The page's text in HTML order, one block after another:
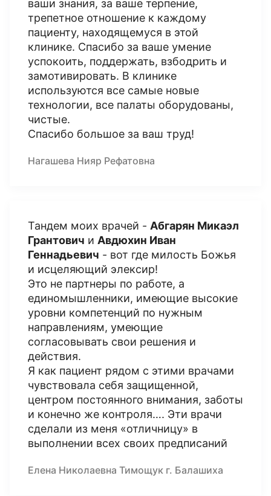
ваши знания, за ваше терпение,
трепетное отношение к каждому
пациенту, находящемуся в этой
клинике. Спасибо за ваше умение
успокоить, поддержать, взбодрить и
замотивировать. В клинике
используются все самые новые
технологии, все палаты оборудованы,
чистые.
Спасибо большое за ваш труд!
Нагашева Нияр Рефатовна
Тандем моих врачей - Абгарян Микаэл
Грантович и Авдюхин Иван
Геннадьевич - вот где милость Божья
и исцеляющий элексир!
Это не партнеры по работе, а
единомышленники, имеющие высокие
уровни компетенций по нужным
направлениям, умеющие
согласовывать свои решения и
действия.
Я как пациент рядом с этими врачами
чувствовала себя защищенной,
центром постоянного внимания, заботы
и конечно же контроля…. Эти врачи
сделали из меня «отличницу» в
выполнении всех своих предписаний
Елена Николаевна Тимощук г. Балашиха